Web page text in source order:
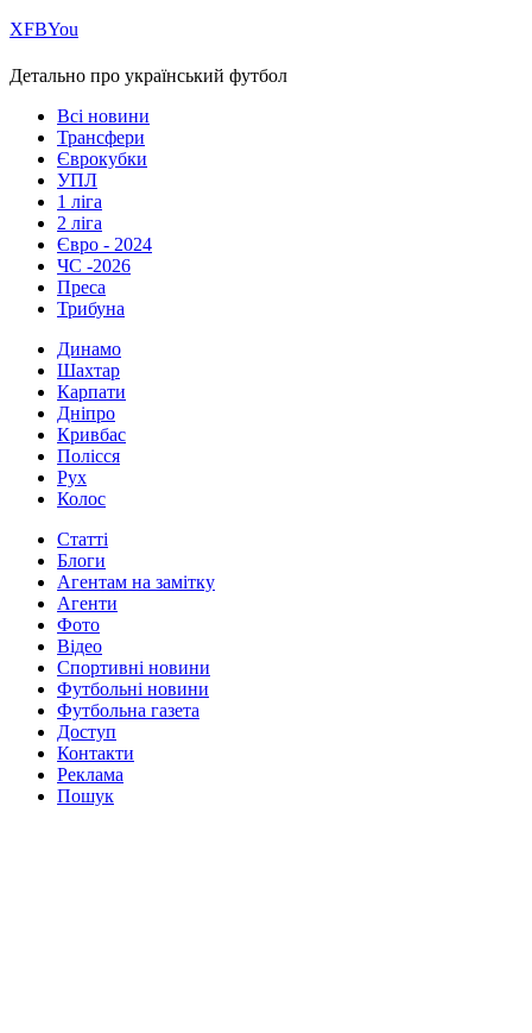
ХFBYou
Детально про український футбол
Всі новини
Трансфери
Єврокубки
УПЛ
1 ліга
2 ліга
Євро - 2024
ЧС -2026
Преса
Трибуна
Динамо
Шахтар
Карпати
Дніпро
Кривбас
Полісся
Рух
Колос
Статті
Блоги
Агентам на замітку
Агенти
Фото
Відео
Спортивні новини
Футбольні новини
Футбольна газета
Доступ
Контакти
Реклама
Пошук